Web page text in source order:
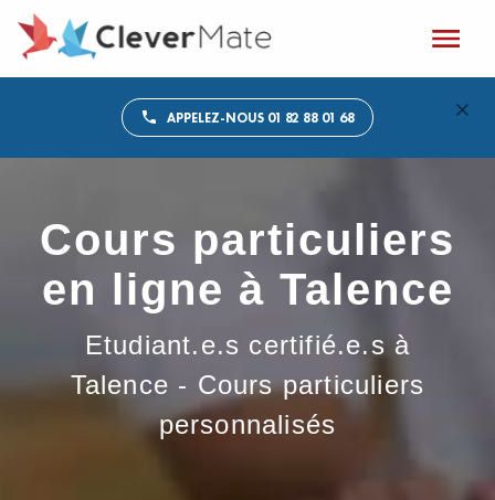
APPELEZ-NOUS 01 82 88 01 68
Cours particuliers
en ligne à Talence
Etudiant.e.s certifié.e.s à
Talence - Cours particuliers
personnalisés